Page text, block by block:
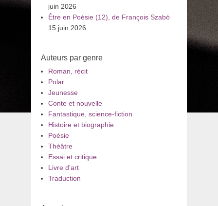
juin 2026
Être en Poésie (12), de François Szabó
15 juin 2026
Auteurs par genre
Roman, récit
Polar
Jeunesse
Conte et nouvelle
Fantastique, science-fiction
Histoire et biographie
Poésie
Théâtre
Essai et critique
Livre d’art
Traduction